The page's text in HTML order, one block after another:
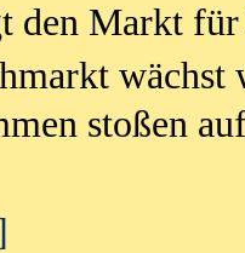
den Markt
wächst
stoßen